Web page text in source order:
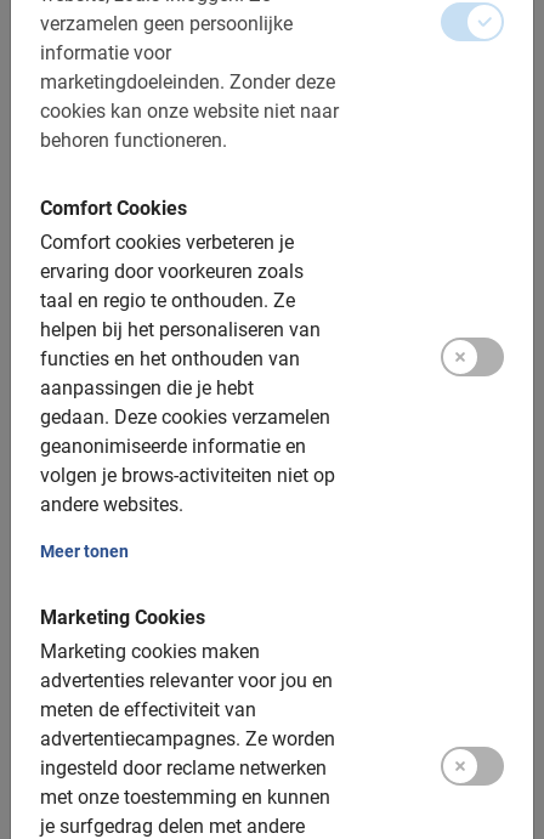
verzamelen geen persoonlijke
informatie voor
marketingdoeleinden. Zonder deze
cookies kan onze website niet naar
behoren functioneren.
Comfort Cookies
Comfort cookies verbeteren je
ervaring door voorkeuren zoals
taal en regio te onthouden. Ze
helpen bij het personaliseren van
functies en het onthouden van
aanpassingen die je hebt
gedaan. Deze cookies verzamelen
geanonimiseerde informatie en
volgen je brows-activiteiten niet op
andere websites.
Meer tonen
Marketing Cookies
Marketing cookies maken
advertenties relevanter voor jou en
meten de effectiviteit van
advertentiecampagnes. Ze worden
ingesteld door reclame netwerken
met onze toestemming en kunnen
je surfgedrag delen met andere
De betaling is vooraf via de website
Afstand: ca. 10-15 km
Gebruik van de fiets
De Nederlandse of lokale gids
Een top ervaring!
Extra opties:
Kinderfietsen: 24 inch (140-160 cm)
DKK toeslag
Helm: beschikbaar ter plekke, gratis
Elektrische fiets: op aanvraag, 349 DKK toeslag
Tandem: 449 DKK toeslag, 1 volwassene & 1 kind
Bakfiets: 449 DKK toeslag
Elektrische bakfiets: 649 DKK toeslag